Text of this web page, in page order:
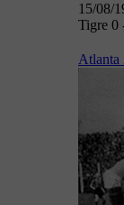
15/08/
Tigre 0
Atlanta